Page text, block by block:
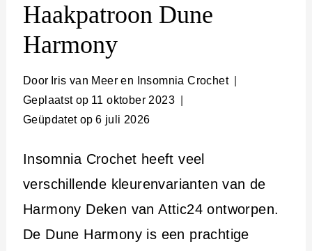
Haakpatroon Dune
Harmony
Door Iris van Meer en Insomnia Crochet
Geplaatst op 11 oktober 2023
Geüpdatet op 6 juli 2026
Insomnia Crochet heeft veel
verschillende kleurenvarianten van de
Harmony Deken van Attic24 ontworpen.
De Dune Harmony is een prachtige